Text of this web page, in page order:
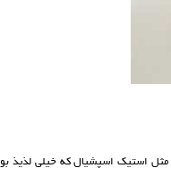
مثل استیک اسپشیال که خیلی لذیذ